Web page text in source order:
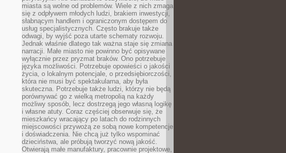
miasta są wolne od problemów. Wiele z nich zmaga
się z odpływem młodych ludzi, brakiem inwestycji,
słabnącym handlem i ograniczonym dostępem do
usług specjalistycznych. Często brakuje także
odwagi, by wyjść poza utarte schematy rozwoju.
Jednak właśnie dlatego tak ważna staje się zmiana
narracji. Małe miasto nie powinno być opisywane
wyłącznie przez pryzmat braków. Ono potrzebuje
języka możliwości. Potrzebuje opowieści o jakości
życia, o lokalnym potencjale, o przedsiębiorczości,
która nie musi być spektakularna, aby była
skuteczna. Potrzebuje także ludzi, którzy nie będą
porównywać go z wielką metropolią na każdy
możliwy sposób, lecz dostrzegą jego własną logikę
i własne atuty. Coraz częściej obserwuje się, że
mieszkańcy wracający po latach do rodzinnych
miejscowości przywożą ze sobą nowe kompetencje
i doświadczenia. Nie chcą już tylko wspominać
dzieciństwa, ale próbują tworzyć nową jakość.
Otwierają małe manufaktury, pracownie projektowe,